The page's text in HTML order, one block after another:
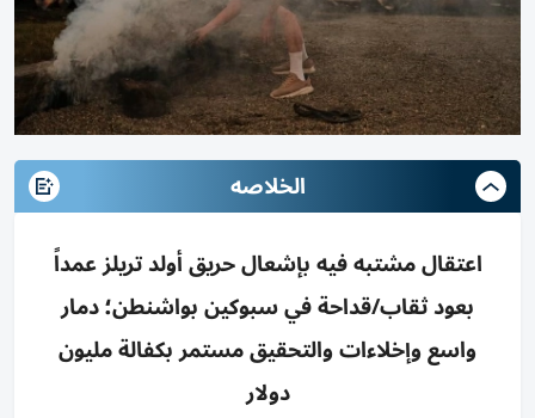
الخلاصه
اعتقال مشتبه فيه بإشعال حريق أولد تريلز عمداً
بعود ثقاب/قداحة في سبوكين بواشنطن؛ دمار
واسع وإخلاءات والتحقيق مستمر بكفالة مليون
دولار